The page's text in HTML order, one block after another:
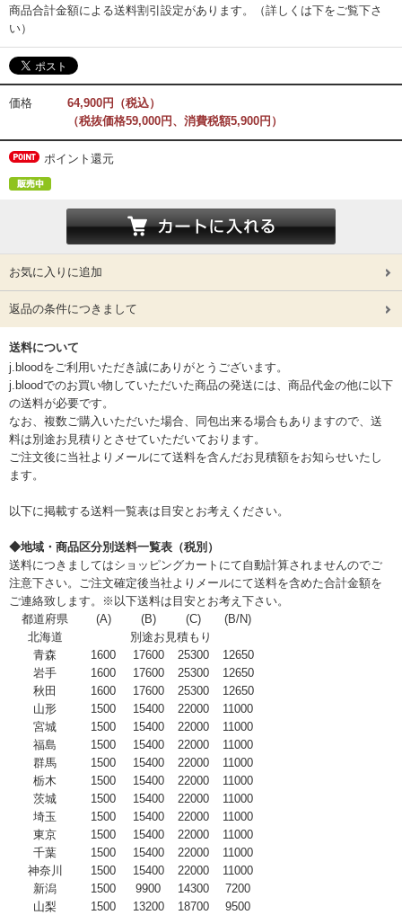
商品合計金額による送料割引設定があります。（詳しくは下をご覧下さ
い）
価格
64,900円（税込）
（税抜価格59,000円、消費税額5,900円）
ポイント還元
お気に入りに追加
返品の条件につきまして
送料について
j.bloodをご利用いただき誠にありがとうございます。
j.bloodでのお買い物していただいた商品の発送には、商品代金の他に以下
の送料が必要です。
なお、複数ご購入いただいた場合、同包出来る場合もありますので、送
料は別途お見積りとさせていただいております。
ご注文後に当社よりメールにて送料を含んだお見積額をお知らせいたし
ます。
以下に掲載する送料一覧表は目安とお考えください。
◆地域・商品区分別送料一覧表（税別）
送料につきましてはショッピングカートにて自動計算されませんのでご
注意下さい。ご注文確定後当社よりメールにて送料を含めた合計金額を
ご連絡致します。※以下送料は目安とお考え下さい。
都道府県
(A) (B) (C)
(B/N)
北海道
別途お見積もり
青森
1600 17600 25300
12650
岩手
1600 17600 25300
12650
秋田
1600 17600 25300
12650
山形
1500 15400 22000
11000
宮城
1500 15400 22000
11000
福島
1500 15400 22000
11000
群馬
1500 15400 22000
11000
栃木
1500 15400 22000
11000
茨城
1500 15400 22000
11000
埼玉
1500 15400 22000
11000
東京
1500 15400 22000
11000
千葉
1500 15400 22000
11000
神奈川
1500 15400 22000
11000
新潟
1500 9900 14300
7200
山梨
1500 13200 18700
9500